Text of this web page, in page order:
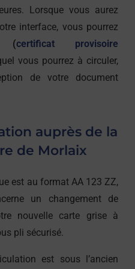
Lorsque vous aurez
interface, vous pourrez
(certificat provisoire
vous pourrez à circuler,
de votre document
auprès de la
de Morlaix
est au format AA 123 ZZ,
un changement de
nouvelle carte grise à
pli sécurisé.
est sous l’ancien